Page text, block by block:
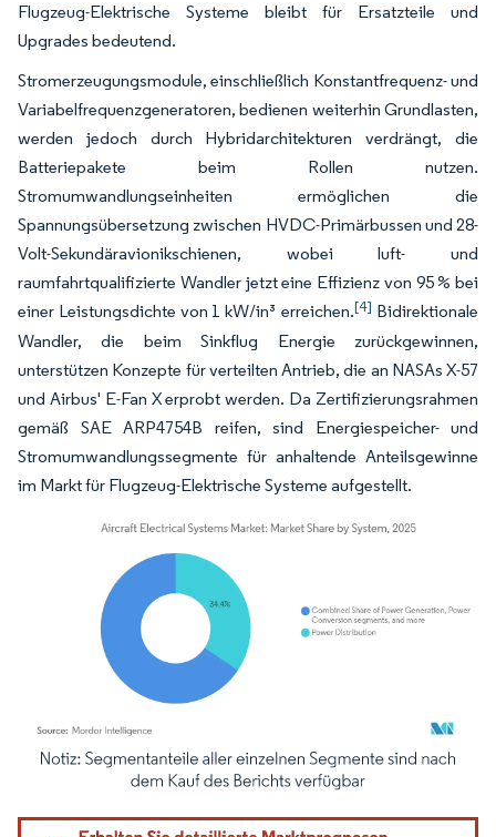
Flugzeug-Elektrische Systeme bleibt für Ersatzteile und
Upgrades bedeutend.
Stromerzeugungsmodule, einschließlich Konstantfrequenz- und
Variabelfrequenzgeneratoren, bedienen weiterhin Grundlasten,
werden jedoch durch Hybridarchitekturen verdrängt, die
Batteriepakete beim Rollen nutzen.
Stromumwandlungseinheiten ermöglichen die
Spannungsübersetzung zwischen HVDC-Primärbussen und 28-
Volt-Sekundäravionikschienen, wobei luft- und
raumfahrtqualifizierte Wandler jetzt eine Effizienz von 95 % bei
einer Leistungsdichte von 1 kW/in³ erreichen.[4] Bidirektionale
Wandler, die beim Sinkflug Energie zurückgewinnen,
unterstützen Konzepte für verteilten Antrieb, die an NASAs X-57
und Airbus' E-Fan X erprobt werden. Da Zertifizierungsrahmen
gemäß SAE ARP4754B reifen, sind Energiespeicher- und
Stromumwandlungssegmente für anhaltende Anteilsgewinne
im Markt für Flugzeug-Elektrische Systeme aufgestellt.
Bild © Mordor Intelligence. Wiederverwendung erfordert Namensnennung